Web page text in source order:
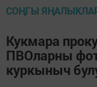
СОҢГЫ
Кукмара
ПВОларны
куркыныч